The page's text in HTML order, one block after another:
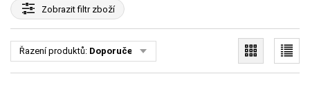
Zobrazitfiltr zboží
Řazení produktů: Doporučené